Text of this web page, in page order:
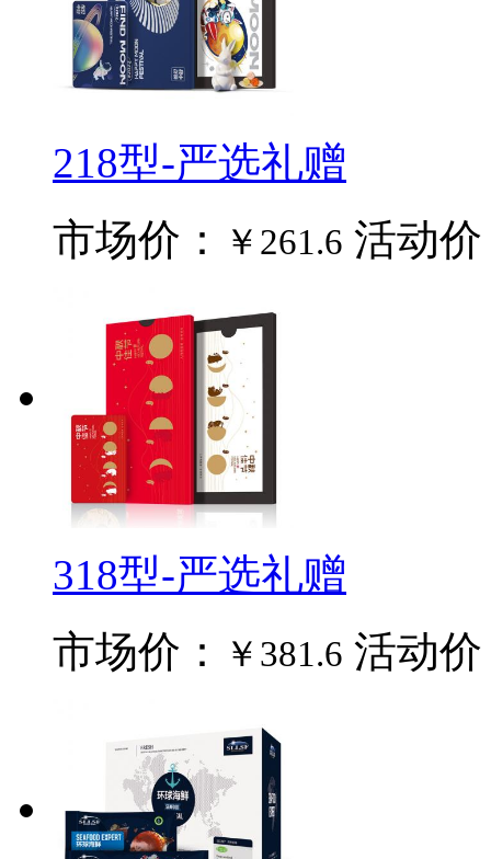
218型-严选礼赠
市场价：
￥261.6 活动
318型-严选礼赠
市场价：
￥381.6 活动